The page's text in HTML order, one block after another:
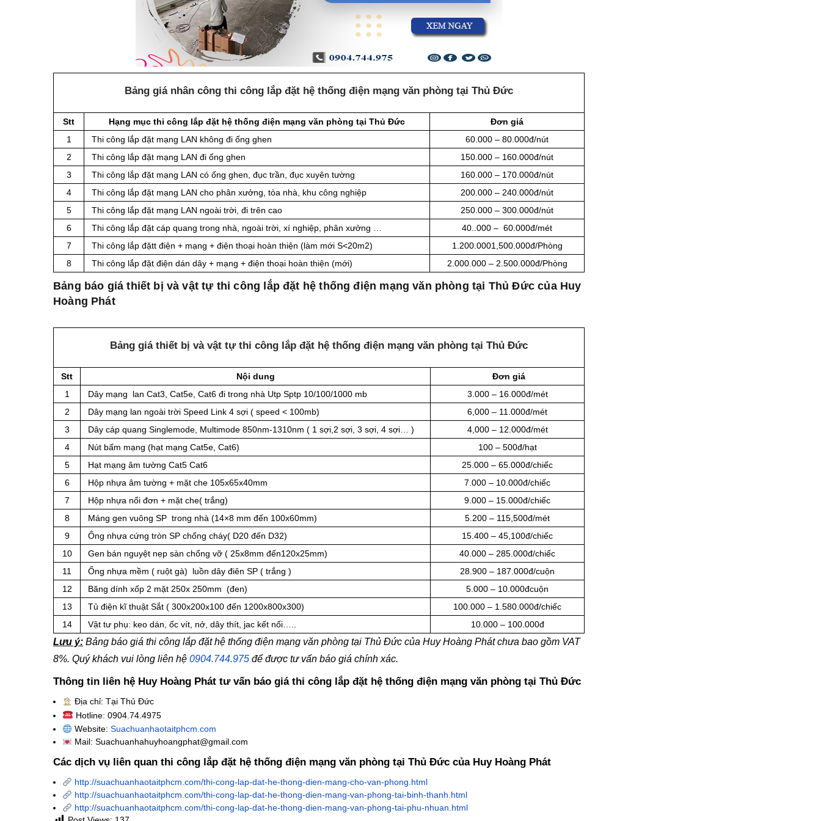
Bảng giá nhân công thi công lắp đặt hệ thống điện mạng văn phòng tại Thủ Đức
Stt Hạng mục thi công lắp đặt hệ thống điện mạng văn phòng tại Thủ Đức
Đơn giá
1
Thi công lắp đặt mạng LAN không đi ống ghen
60.000 – 80.000đ/nút
2
Thi công lắp đặt mạng LAN đi ống ghen
150.000 – 160.000đ/nút
3
Thi công lắp đặt mạng LAN có ống ghen, đục trần, đục xuyên tường
160.000 – 170.000đ/nút
4
Thi công lắp đặt mạng LAN cho phân xưởng, tòa nhà, khu công nghiệp
200.000 – 240.000đ/nút
5
Thi công lắp đặt mạng LAN ngoài trời, đi trên cao
250.000 – 300.000đ/nút
6
Thi công lắp đặt cáp quang trong nhà, ngoài trời, xí nghiệp, phân xưởng …
40..000 – 60.000đ/mét
7
Thi công lắp đặtt điện + mạng + điện thoại hoàn thiện (làm mới S<20m2)
1.200.0001,500.000đ/Phòng
8
Thi công lắp đặt điện dán dây + mạng + điện thoại hoàn thiện (mới) 2.000.000 – 2.500.000đ/Phòng
Bảng báo giá thiết bị và vật tự thi công lắp đặt hệ thống điện mạng văn phòng tại Thủ Đức của Huy
Hoàng Phát
Bảng giá thiết bị và vật tự thi công lắp đặt hệ thống điện mạng văn phòng tại Thủ Đức
Stt Nội dung
Đơn giá
1
Dây mạng lan Cat3, Cat5e, Cat6 đi trong nhà Utp Sptp 10/100/1000 mb
3.000 – 16.000đ/mét
2
Dây mạng lan ngoài trời Speed Link 4 sợi ( speed < 100mb)
6,000 – 11.000đ/mét
3
Dây cáp quang Singlemode, Multimode 850nm-1310nm ( 1 sợi,2 sợi, 3 sợi, 4 sợi… )
4,000 – 12.000đ/mét
4
Nút bấm mạng (hạt mạng Cat5e, Cat6)
100 – 500đ/hạt
5
Hạt mạng âm tường Cat5 Cat6
25.000 – 65.000đ/chiếc
6
Hộp nhựa âm tường + mặt che 105x65x40mm
7.000 – 10.000đ/chiếc
7
Hộp nhựa nổi đơn + mặt che( trắng)
9.000 – 15.000đ/chiếc
8
Máng gen vuông SP trong nhà (14×8 mm đến 100x60mm)
5.200 – 115,500đ/mét
9
Ống nhựa cứng tròn SP chống cháy( D20 đến D32)
15.400 – 45,100đ/chiếc
10
Gen bán nguyệt nẹp sàn chống vỡ ( 25x8mm đến120x25mm)
40.000 – 285.000đ/chiếc
11
Ống nhựa mềm ( ruột gà) luồn dây điên SP ( trắng )
28.900 – 187.000đ/cuộn
12
Băng dính xốp 2 mặt 250x 250mm (đen)
5.000 – 10.000đcuộn
13
Tủ điện kĩ thuật Sắt ( 300x200x100 đến 1200x800x300)
100.000 – 1.580.000đ/chiếc
14
Vật tư phụ: keo dán, ốc vít, nở, dây thít, jac kết nối….. 10.000 – 100.000đ
Lưu ý: Bảng báo giá thi công lắp đặt hệ thống điện mạng văn phòng tại Thủ Đức của Huy Hoàng Phát chưa bao gồm VAT
8%. Quý khách vui lòng liên hệ 0904.744.975 để được tư vấn báo giá chính xác.
Thông tin liên hệ Huy Hoàng Phát tư vấn báo giá thi công lắp đặt hệ thống điện mạng văn phòng tại Thủ Đức
Địa chỉ: Tại Thủ Đức
Hotline: 0904.74.4975
Website: Suachuanhaotaitphcm.com
Mail: Suachuanhahuyhoangphat@gmail.com
Các dịch vụ liên quan thi công lắp đặt hệ thống điện mạng văn phòng tại Thủ Đức của Huy Hoàng Phát
http://suachuanhaotaitphcm.com/thi-cong-lap-dat-he-thong-dien-mang-cho-van-phong.html
http://suachuanhaotaitphcm.com/thi-cong-lap-dat-he-thong-dien-mang-van-phong-tai-binh-thanh.html
http://suachuanhaotaitphcm.com/thi-cong-lap-dat-he-thong-dien-mang-van-phong-tai-phu-nhuan.html